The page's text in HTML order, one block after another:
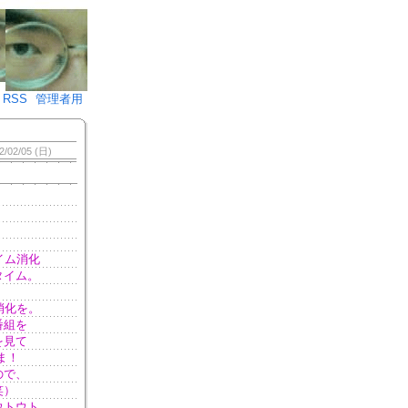
♪)÷2
RSS 管理者用
02/05 (日)
ム消化
ム。
を。
組を
見て
！
、